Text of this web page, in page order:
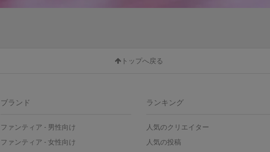
トップへ戻る
ブランド
ファンティア - 男性向け
ファンティア - 女性向け
ランキング
人気のクリエイター
人気の投稿